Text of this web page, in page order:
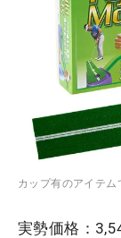
カップ有のアイテム
実勢価格：